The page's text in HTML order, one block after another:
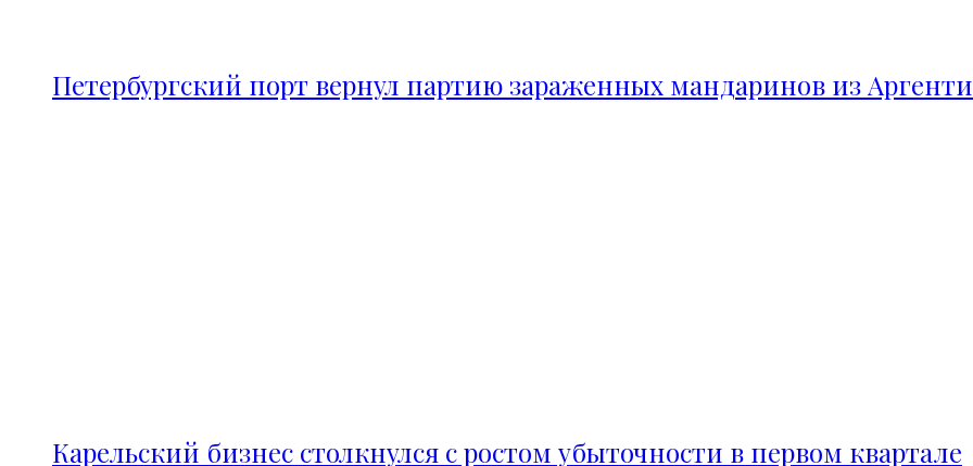
Петербургский порт вернул партию зараженных мандаринов из
Карельский бизнес столкнулся с ростом убыточности в первом квартале